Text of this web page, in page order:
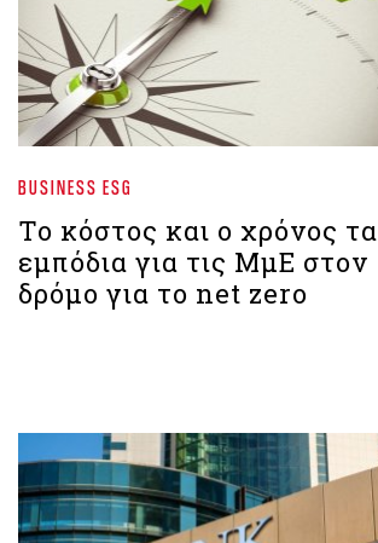
BUSINESS ESG
Το κόστος και ο χρόνος τα
εμπόδια για τις ΜμΕ στον
δρόμο για το net zero